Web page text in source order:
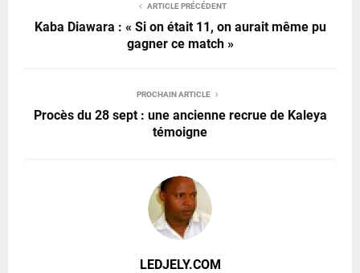
ARTICLE PRÉCÉDENT
Kaba Diawara : « Si on était 11, on aurait même pu
gagner ce match »
PROCHAIN ARTICLE
Procès du 28 sept : une ancienne recrue de Kaleya
témoigne
LEDJELY.COM